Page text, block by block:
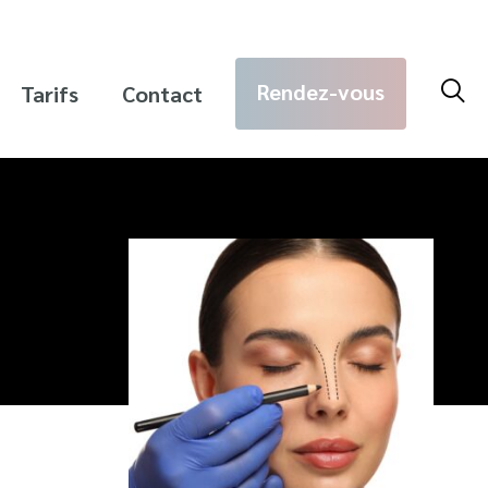
Tarifs Contact Rendez-vous